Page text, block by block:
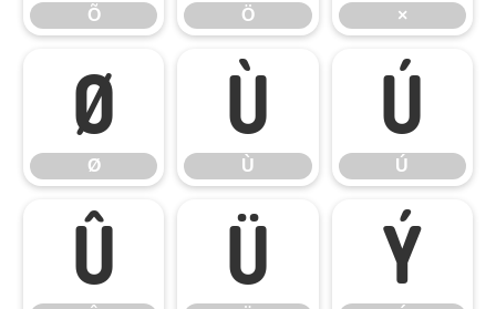
Õ Ö ×
Ø
Ø
Ù
Ù
Ú
Ú
Û Ü Ý